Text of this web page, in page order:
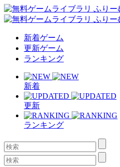
新着ゲーム
更新ゲーム
ランキング
新着
更新
ランキング